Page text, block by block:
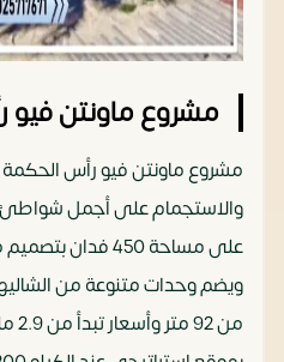
مشروع ماونتن فيو
مشروع ماونتن فيو رأس الحكمة
والاستجمام على أجمل شواطئ
على مساحة 450
ويضم وحدات متنوعة من
من